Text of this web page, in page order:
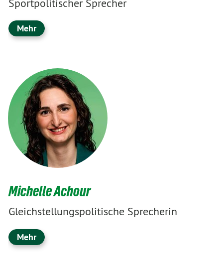
Mehr
Michelle Achour
Gleichstellungspolitische Sprecherin
Mehr